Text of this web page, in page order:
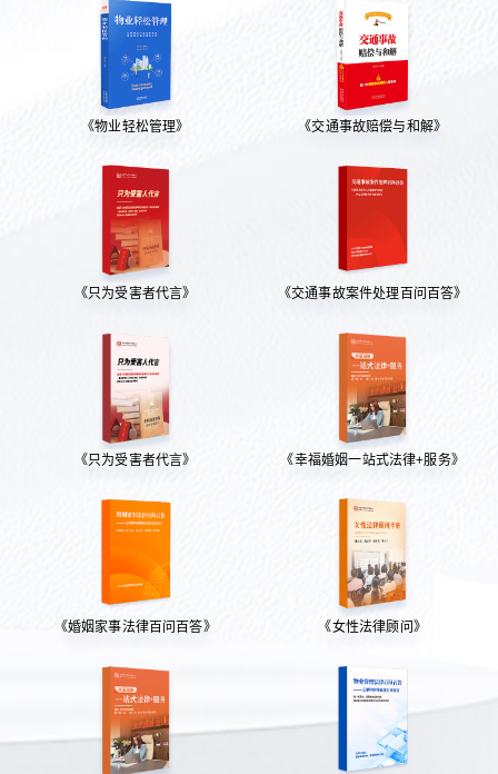
《物业轻松管理》 《交通事故赔偿与和解》
《只为受害者代言》 《交通事故案件处理百问百答》
《只为受害者代言》 《幸福婚姻一站式法律+服务》
《婚姻家事法律百问百答》 《女性法律顾问》